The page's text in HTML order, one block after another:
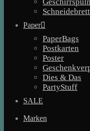
Paper
PaperBags
Postkarten
Poster
Dies & Das
PartyStuff
SALE
Marken